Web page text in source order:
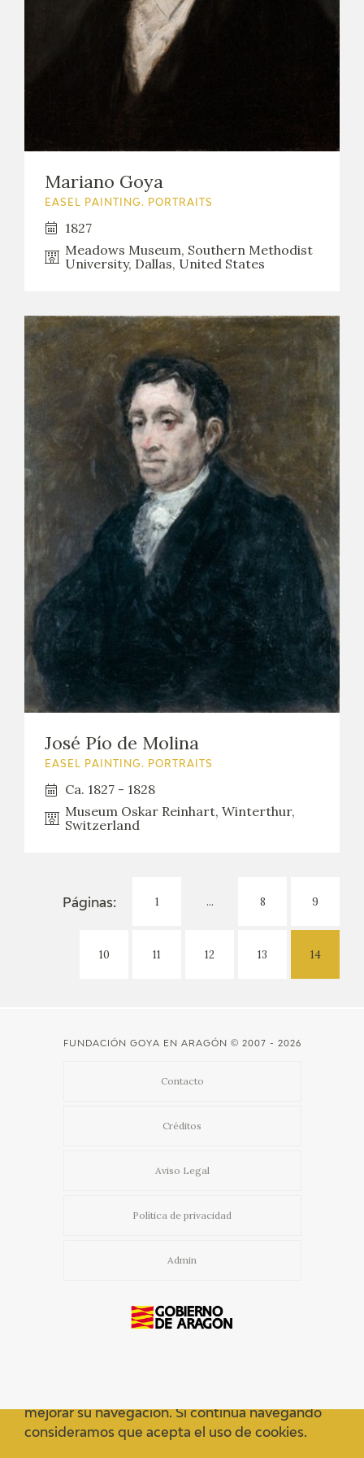
FRANCISCO DE GOYA
EL VIAJE DE GOYA
CATÁLOGO
PREMIO ARAGÓN GOYA
EDICIONES
PUBLICACIONES
SHOP
ONLINE SHOP
EDUCA
RECURSOS EDUCATIVOS
Mariano Goya
EASEL PAINTING. PORTRAITS
1827
Meadows Museum, Southern Methodist
University, Dallas, United States
José Pío de Molina
EASEL PAINTING. PORTRAITS
Ca. 1827 - 1828
Museum Oskar Reinhart, Winterthur,
Switzerland
Páginas: 1 ... 8 9
10 11 12 13 14
FUNDACIÓN GOYA EN ARAGÓN © 2007 - 2026
Contacto
Créditos
Aviso Legal
Política de privacidad
Admin
mejorar su navegación. Si continua navegando
consideramos que acepta el uso de cookies.